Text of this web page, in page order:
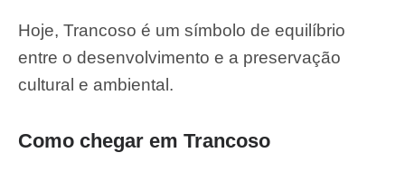
Hoje, Trancoso é um símbolo de equilíbrio
entre o desenvolvimento e a preservação
cultural e ambiental.
Como chegar em Trancoso